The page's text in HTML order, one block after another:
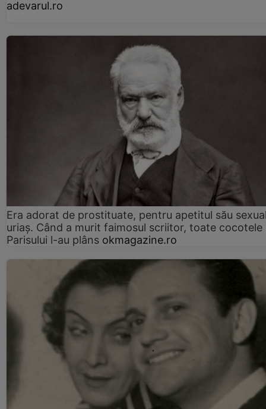
adevarul.ro
Era adorat de prostituate, pentru apetitul său
uriaș. Când a murit faimosul scriitor, toate cocotele
Parisului l-au plâns okmagazine.ro